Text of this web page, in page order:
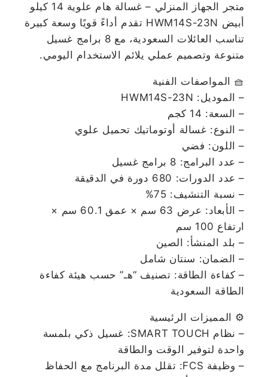
متجر الجهاز المنزلي – غسالة هام علوية 14 كيلو
أبيض HWM14S-23N تقدم أداءً قويًا وسعة كبيرة
تناسب العائلات السعودية، مع 8 برامج غسيل
متنوعة وتصميم عملي يلائم الاستخدام اليومي.
🧺 المواصفات الفنية
– الموديل: HWM14S-23N
– السعة: 14 كجم
– النوع: غسالة أوتوماتيك تحميل علوي
– اللون: فضي
– عدد البرامج: 8 برامج غسيل
– عدد الدورات: 680 دورة في الدقيقة
– نسبة التنشيف: 75%
– الأبعاد: عرض 63 سم × عمق 60.1 سم ×
ارتفاع 100 سم
– بلد المنشأ: الصين
– الضمان: سنتان شامل
– كفاءة الطاقة: تصنيف “هـ” حسب هيئة كفاءة
الطاقة السعودية
⚙️ المميزات الرئيسية
– نظام SMART TOUCH: غسيل ذكي بلمسة
واحدة لتوفير الوقت والطاقة
– وظيفة FCS: تقلل مدة البرنامج مع الحفاظ